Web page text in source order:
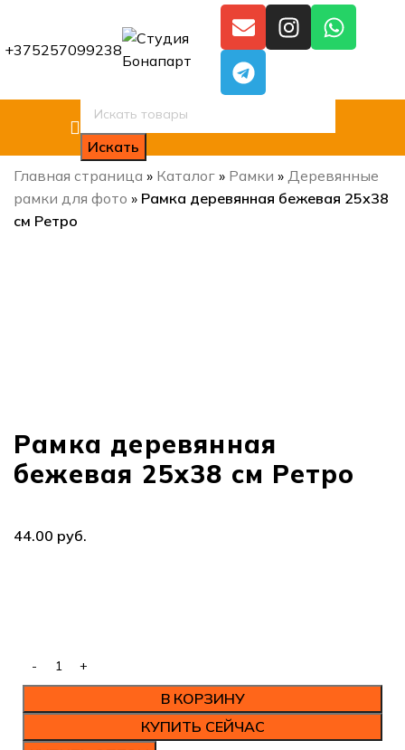
+375257099238
Искать
Главная страница » Каталог » Рамки » Деревянные
рамки для фото » Рамка деревянная бежевая 25х38
см Ретро
Рамка деревянная
бежевая 25х38 см Ретро
руб.
В КОРЗИНУ
КУПИТЬ СЕЙЧАС